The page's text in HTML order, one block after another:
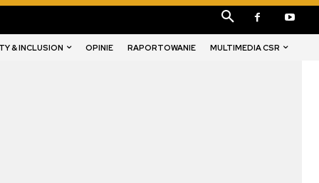
& INCLUSION OPINIE RAPORTOWANIE MULTIMEDIA CSR